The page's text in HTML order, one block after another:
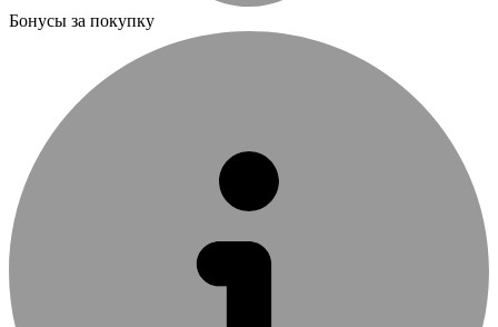
Бонусы за покупку